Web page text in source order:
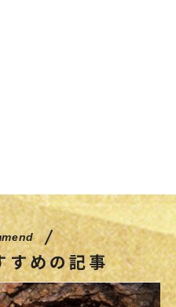
すめの記事